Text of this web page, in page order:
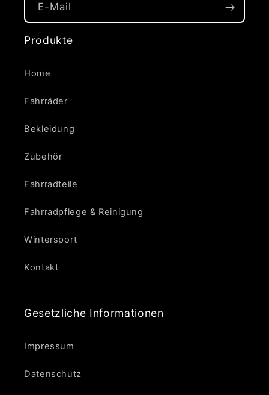
E-Mail
Produkte
Home
Fahrräder
Bekleidung
Zubehör
Fahrradteile
Fahrradpflege & Reinigung
Wintersport
Kontakt
Gesetzliche Informationen
Impressum
Datenschutz